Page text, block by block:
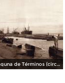
Laguna de Términos (circa 1920)